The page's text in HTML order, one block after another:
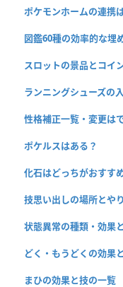
ポケモンホームの連携
図鑑60種の効率的な埋
スロットの景品とコイ
ランニングシューズの
性格補正一覧・変更は
ポケルスはある？
化石はどっちがおすす
技思い出しの場所とや
状態異常の種類・効果
どく・もうどくの効果
まひの効果と技の一覧